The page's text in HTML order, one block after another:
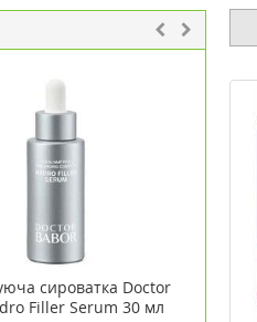
сироватка Doctor
Filler Serum 30 мл